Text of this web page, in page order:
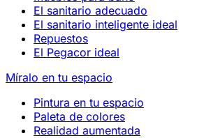
El sanitario adecuado
El sanitario inteligente ideal
Repuestos
El Pegacor ideal
Míralo en tu espacio
Pintura en tu espacio
Paleta de colores
Realidad aumentada